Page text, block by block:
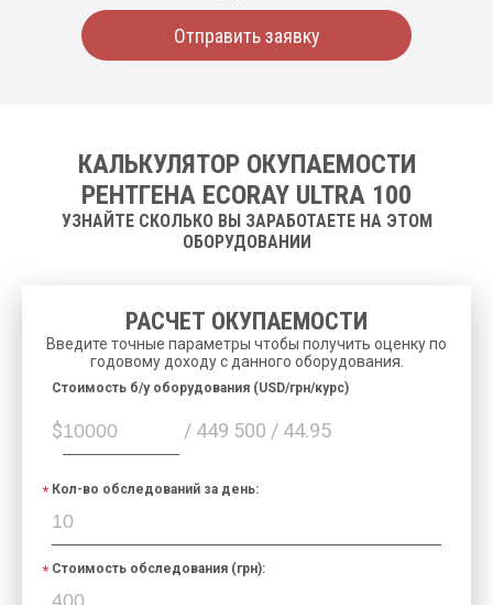
Отправить заявку
КАЛЬКУЛЯТОР ОКУПАЕМОСТИ
РЕНТГЕНА ECORAY ULTRA 100
УЗНАЙТЕ СКОЛЬКО ВЫ ЗАРАБОТАЕТЕ НА ЭТОМ
ОБОРУДОВАНИИ
РАСЧЕТ ОКУПАЕМОСТИ
Введите точные параметры чтобы получить оценку по
годовому доходу с данного оборудования.
$ / 449 500 / 44.95
Cтоимость б/у оборудования (USD/грн/курс)
Кол-во обследований за день:
Стоимость обследования (грн):